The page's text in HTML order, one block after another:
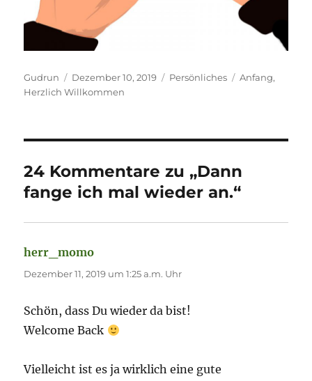
Autor
Gudrun
Veröffentlicht
am
Dezember 10, 2019 Kategorien
Persönliches Schlagwörter
Anfang,
Herzlich Willkommen
24 Kommentare zu „Dann
fange ich mal wieder an.“
herr_momo
Dezember 11, 2019 um 1:25 a.m. Uhr
Schön, dass Du wieder da bist!
Welcome Back
Vielleicht ist es ja wirklich eine gute